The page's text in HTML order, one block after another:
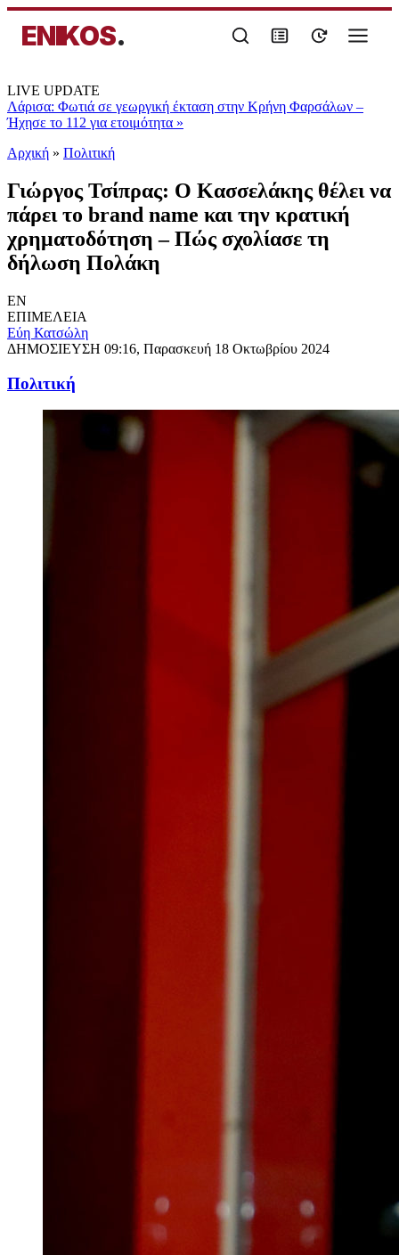
ENIKOS.
LIVE UPDATE
Λάρισα: Φωτιά σε γεωργική έκταση στην Κρήνη Φαρσάλων –
Ήχησε το 112 για ετοιμότητα »
Αρχική » Πολιτική
Γιώργος Τσίπρας: Ο Κασσελάκης θέλει να
πάρει το brand name και την κρατική
χρηματοδότηση – Πώς σχολίασε τη
δήλωση Πολάκη
EN
ΕΠΙΜΕΛΕΙΑ
Εύη Κατσώλη
ΔΗΜΟΣΙΕΥΣΗ 09:16, Παρασκευή 18 Οκτωβρίου 2024
Πολιτική